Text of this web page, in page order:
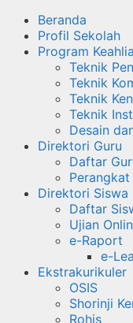
Beranda
Profil Sekolah
Program
Teknik
Teknik
Teknik
Teknik
Desain
Direktori Guru
Daftar
Perangkat
Direktori Siswa
Daftar
Ujian
e-Raport
e-
Ekstrakurikuler
OSIS
Shorinji
Rohis